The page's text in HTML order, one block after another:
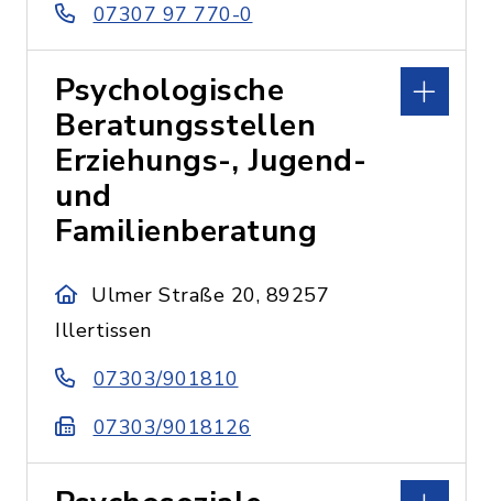
07307 97 770-0
Psychologische
Beratungsstellen
Erziehungs-, Jugend-
und
Familienberatung
Ulmer Straße 20, 89257
Illertissen
07303/901810
07303/9018126